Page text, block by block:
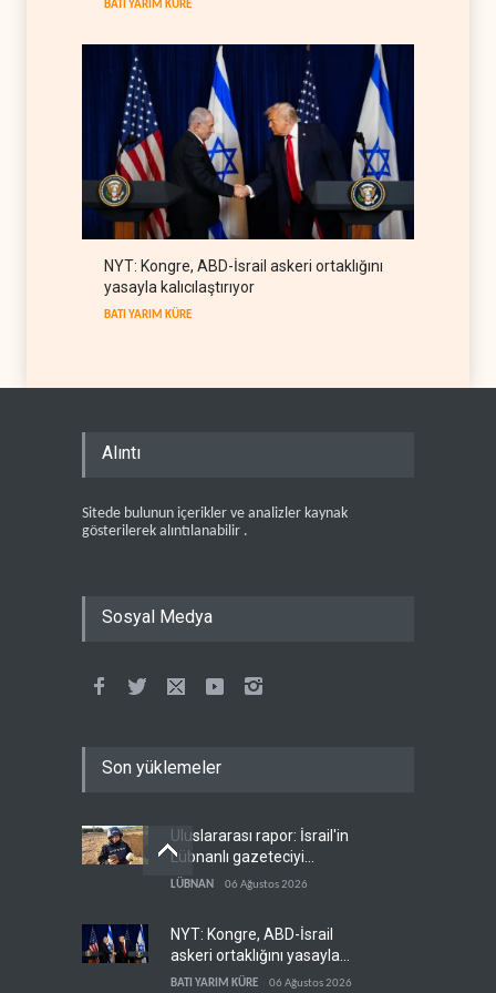
BATI YARIM KÜRE
NYT: Kongre, ABD-İsrail askeri ortaklığını
yasayla kalıcılaştırıyor
BATI YARIM KÜRE
Alıntı
Sitede bulunun içerikler ve analizler kaynak
gösterilerek alıntılanabilir .
Sosyal Medya
Son yüklemeler
Uluslararası rapor: İsrail'in
Lübnanlı gazeteciyi
öldürmesi savaş suçu
LÜBNAN 06 Ağustos 2026
NYT: Kongre, ABD-İsrail
askeri ortaklığını yasayla
kalıcılaştırıyor
BATI YARIM KÜRE 06 Ağustos 2026